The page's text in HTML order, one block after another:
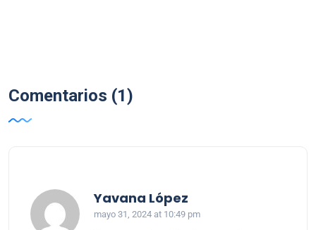
Comentarios (1)
Yavana López
mayo 31, 2024 at 10:49 pm